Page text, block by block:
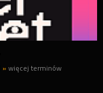
»więcej terminów